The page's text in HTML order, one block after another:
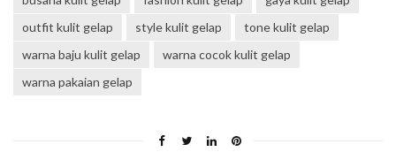
outfit kulit gelap
style kulit gelap
tone kulit gelap
warna baju kulit gelap
warna cocok kulit gelap
warna pakaian gelap